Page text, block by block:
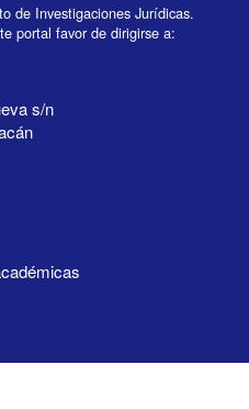
de Investigaciones Jurídicas.
portal favor de dirigirse a:
s/n